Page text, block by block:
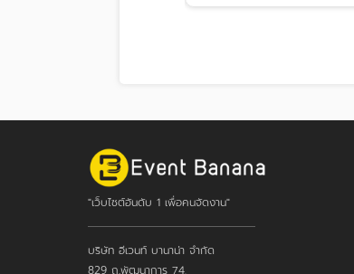
"เว็บไซต์อันดับ 1 เพื่อคนจัดงาน"
บริษัท อีเวนท์ บานาน่า จำกัด
829 ถ.พัฒนาการ 74,